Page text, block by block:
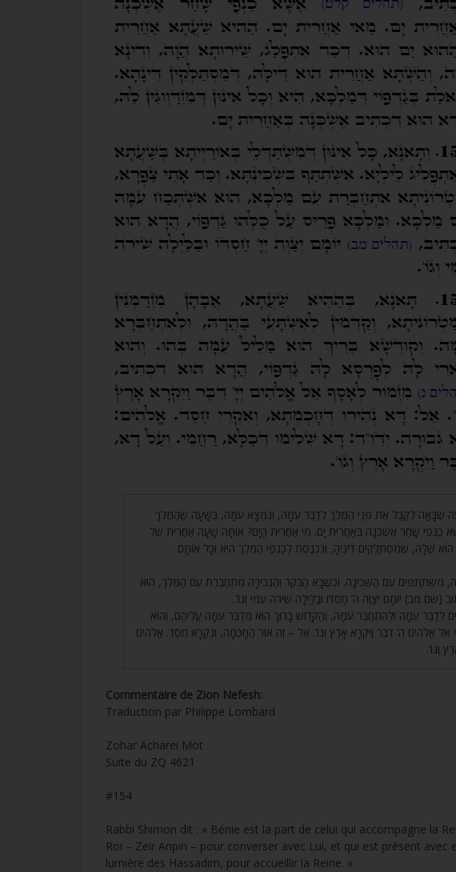
שֶׁבָּאָה לְקַבֵּל אֶת פְּנֵי הַמֶּלֶךְ לְדַבֵּר עִמָּהּ, וְנִמְצָא עִמָּהּ, בְּשָׁעָה שֶׁהַמֶּלֶךְ
כַנְפֵי שָׁחַר אֶשְׁכְּנָה בְּאַחֲרִית יָם. מִי אַחֲרִית הַיָּם? אוֹתָהּ שָׁעָה אַחֲרִית שֶׁל
שֶׁלָּהּ, שֶׁמִּסְתַּלְּקִים דִּינֶיהָ, וְנִכְנֶסֶת לְכַנְפֵי הַמֶּלֶךְ הִיא וְכָל אוֹתָם
מִשְׁתַּתְּפִים עִם הַשְּׁכִינָה. וּכְשֶׁבָּא הַבֹּקֶר וְהַגְּבִירָה מִתְחַבֶּרֶת עִם הַמֶּלֶךְ, הוּא
מב) יוֹמָם יְצַוֶּה ה’ חַסְדּוֹ וּבַלַּיְלָה שִׁירֹה עִמִּי וְגוֹ’.
לְדַבֵּר עִמָּהּ וּלְהִתְחַבֵּר עִמָּהּ, וְהַקָּדוֹשׁ בָּרוּךְ הוּא מְדַבֵּר עִמָּהּ עֲלֵיהֶם, וְהוּא
אֱלֹהִים ה’ דִּבֶּר וַיִּקְרָא אָרֶץ וְגוֹ’. אֵל – זֶה אוֹר הַחָכְמָה, וְנִקְרָא חֶסֶד. אֱלֹהִים
וְגוֹ’.
Commentaire de Zion Nefesh:
Traduction par Philippe Lombard
Zohar Acharei Mot
Suite du ZQ 4621
#154
Rabbi Shimon dit : « Bénie est la part de celui qui accompagne la
Roi – Zeir Anpin – pour converser avec Lui, et qui est présent
lumière des Hassadim, pour accueillir la Reine. »